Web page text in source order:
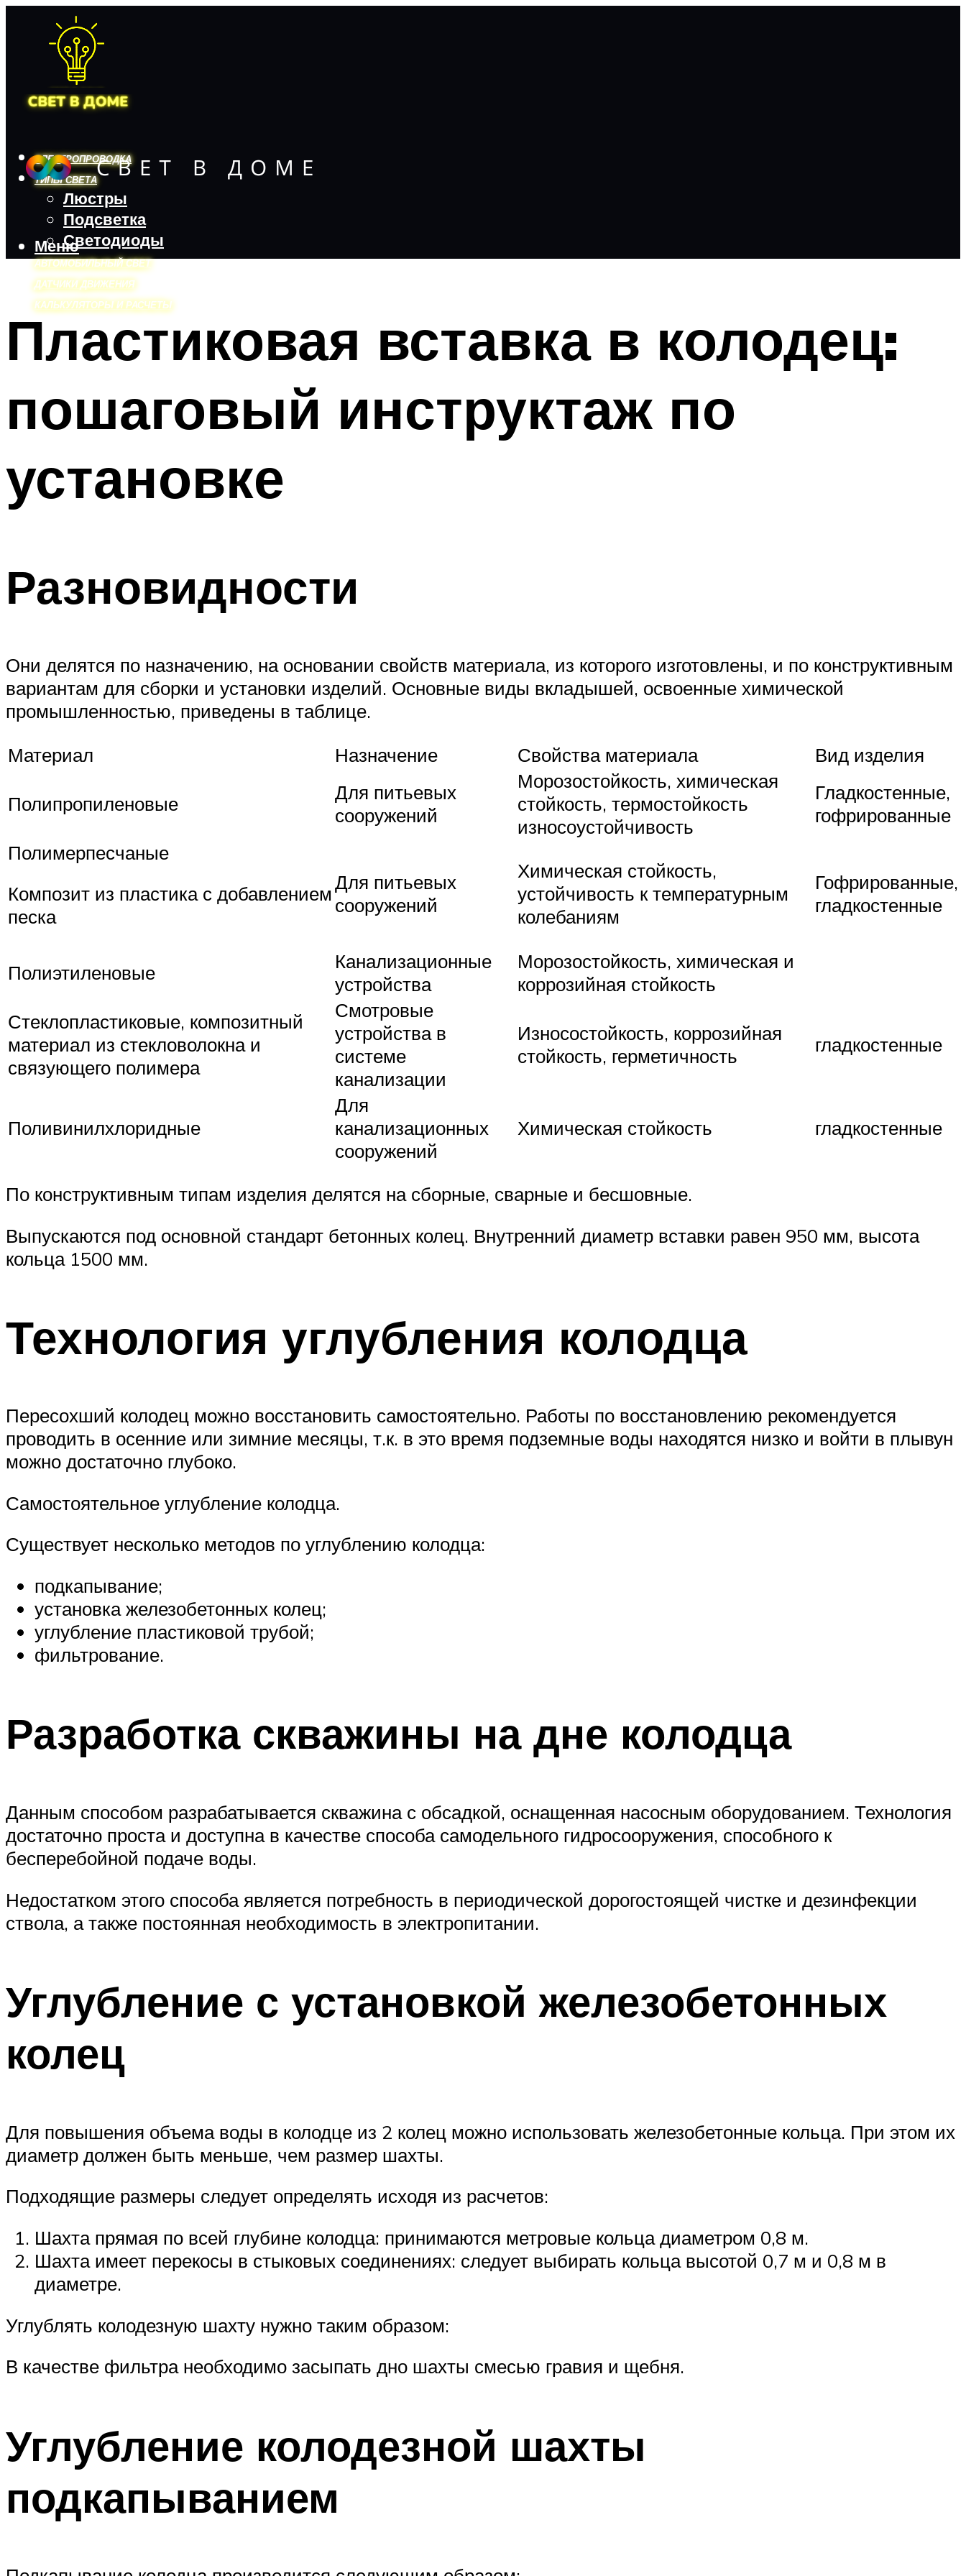
ЭЛЕКТРОПРОВОДКА
ТИПЫ СВЕТА
Люстры
Подсветка
Светодиоды
АВТОМОБИЛЬНЫЙ СВЕТ
ДАТЧИКИ ДВИЖЕНИЯ
КАЛЬКУЛЯТОРЫ И РАСЧЕТЫ
Меню
Меню
Пластиковая вставка в колодец:
пошаговый инструктаж по
установке
Разновидности
Они делятся по назначению, на основании свойств материала, из которого изготовлены, и по конструктивным
вариантам для сборки и установки изделий. Основные виды вкладышей, освоенные химической
промышленностью, приведены в таблице.
Материал
Назначение Свойства материала Вид изделия
Полипропиленовые
Для питьевых
сооружений
Морозостойкость, химическая
стойкость, термостойкость
износоустойчивость
Гладкостенные,
гофрированные
Полимерпесчаные
Композит из пластика с добавлением
песка
Для питьевых
сооружений
Химическая стойкость,
устойчивость к температурным
колебаниям
Гофрированные,
гладкостенные
Полиэтиленовые
Канализационные
устройства
Морозостойкость, химическая и
коррозийная стойкость
Стеклопластиковые, композитный
материал из стекловолокна и
связующего полимера
Смотровые
устройства в
системе
канализации
Износостойкость, коррозийная
стойкость, герметичность
гладкостенные
Поливинилхлоридные
Для
канализационных
сооружений
Химическая стойкость гладкостенные
По конструктивным типам изделия делятся на сборные, сварные и бесшовные.
Выпускаются под основной стандарт бетонных колец. Внутренний диаметр вставки равен 950 мм, высота
кольца 1500 мм.
Технология углубления колодца
Пересохший колодец можно восстановить самостоятельно. Работы по восстановлению рекомендуется
проводить в осенние или зимние месяцы, т.к. в это время подземные воды находятся низко и войти в плывун
можно достаточно глубоко.
Самостоятельное углубление колодца.
Существует несколько методов по углублению колодца:
подкапывание;
установка железобетонных колец;
углубление пластиковой трубой;
фильтрование.
Разработка скважины на дне колодца
Данным способом разрабатывается скважина с обсадкой, оснащенная насосным оборудованием. Технология
достаточно проста и доступна в качестве способа самодельного гидросооружения, способного к
бесперебойной подаче воды.
Недостатком этого способа является потребность в периодической дорогостоящей чистке и дезинфекции
ствола, а также постоянная необходимость в электропитании.
Углубление с установкой железобетонных
колец
Для повышения объема воды в колодце из 2 колец можно использовать железобетонные кольца. При этом их
диаметр должен быть меньше, чем размер шахты.
Подходящие размеры следует определять исходя из расчетов:
Шахта прямая по всей глубине колодца: принимаются метровые кольца диаметром 0,8 м.
Шахта имеет перекосы в стыковых соединениях: следует выбирать кольца высотой 0,7 м и 0,8 м в
диаметре.
Углублять колодезную шахту нужно таким образом:
В качестве фильтра необходимо засыпать дно шахты смесью гравия и щебня.
Углубление колодезной шахты
подкапыванием